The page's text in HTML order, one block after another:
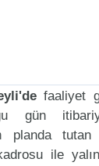
faaliyet
gün
planda
ile